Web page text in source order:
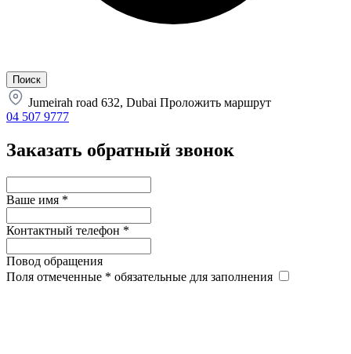
Jumeirah road 632, Dubai Проложить маршрут
04 507 9777
Заказать обратный звонок
Ваше имя *
Контактный телефон *
Повод обращения
Поля отмеченные * обязательные для заполнения